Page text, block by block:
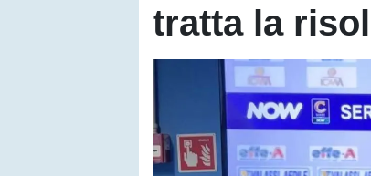
tratta la